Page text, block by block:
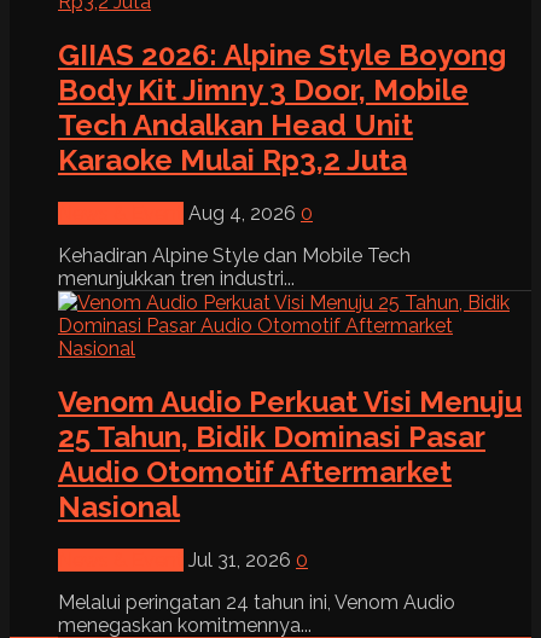
GIIAS 2026: Alpine Style Boyong
Body Kit Jimny 3 Door, Mobile
Tech Andalkan Head Unit
Karaoke Mulai Rp3,2 Juta
Aug 4, 2026 0
Kehadiran Alpine Style dan Mobile Tech
menunjukkan tren industri...
Venom Audio Perkuat Visi Menuju
25 Tahun, Bidik Dominasi Pasar
Audio Otomotif Aftermarket
Nasional
Jul 31, 2026 0
Melalui peringatan 24 tahun ini, Venom Audio
menegaskan komitmennya...